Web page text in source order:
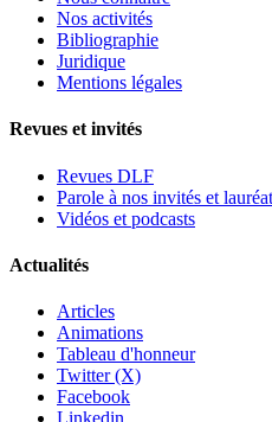
Nos activités
Bibliographie
Juridique
Mentions légales
Revues et invités
Revues DLF
Parole à nos invités et
Vidéos et podcasts
Actualités
Articles
Animations
Tableau d'honneur
Twitter (X)
Facebook
Linkedin